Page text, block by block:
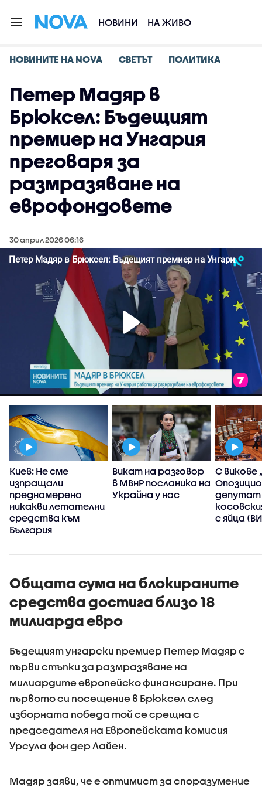
НОВИНИ НА ЖИВО
НОВИНИТЕ НА NOVA СВЕТЪТ ПОЛИТИКА
Петер Мадяр в
Брюксел: Бъдещият
премиер на Унгария
преговаря за
размразяване на
еврофондовете
30 април 2026 06:16
Киев: Не сме
изпращали
преднамерено
никакви летателни
средства към
България
Викат на разговор
в МВнР посланика на
Украйна у нас
С викове
депутат
с яйца
Общата сума на блокираните
средства достига близо 18
милиарда евро
Бъдещият унгарски премиер Петер Мадяр с
първи стъпки за размразяване на
милиардите европейско финансиране. При
първото си посещение в Брюксел след
изборната победа той се срещна с
председателя на Европейската комисия
Урсула фон дер Лайен.
Мадяр заяви, че е оптимист за споразумение